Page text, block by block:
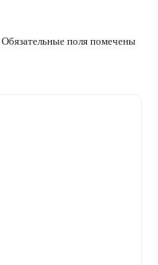
Обязательные поля помечены